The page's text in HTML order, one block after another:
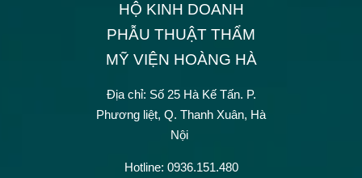
HỘ KINH DOANH
PHẪU THUẬT THẨM
MỸ VIỆN HOÀNG HÀ
Địa chỉ: Số 25 Hà Kế Tấn. P.
Phương liệt, Q. Thanh Xuân, Hà
Nội
Hotline: 0936.151.480